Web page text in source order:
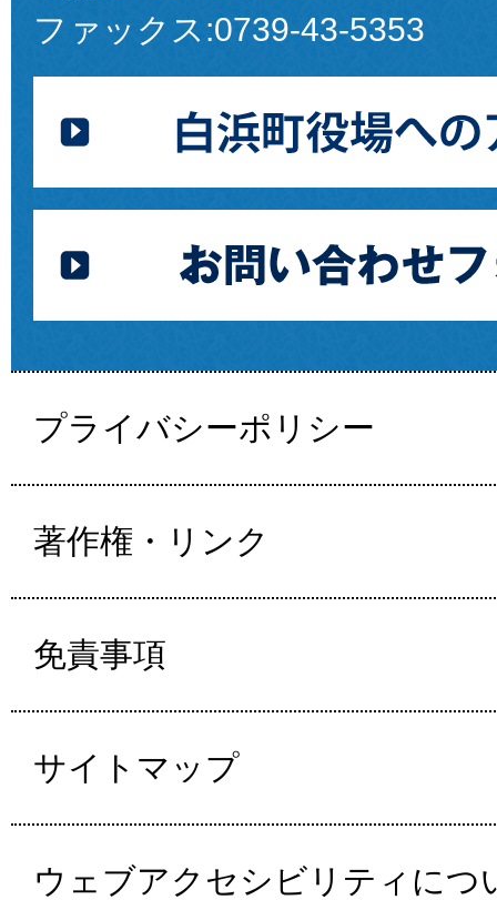
ファックス:0739-43-5353
プライバシーポリシー
著作権・リンク
免責事項
サイトマップ
ウェブアクセシビリティにつ